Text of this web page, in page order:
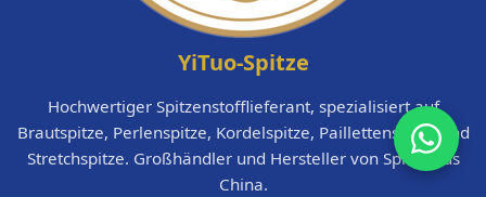
YiTuo-Spitze
Hochwertiger Spitzenstofflieferant, spezialisiert auf
Brautspitze, Perlenspitze, Kordelspitze, Paillettenspitze und
Stretchspitze. Großhändler und Hersteller von Spitze aus
China.